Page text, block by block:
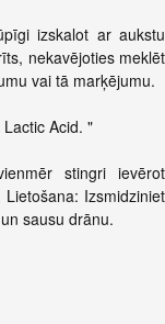
izskalot ar aukstu
nekavējoties meklēt
vai tā marķējumu.
Acid. "
stingri ievērot
Izsmidziniet
sausu drānu.